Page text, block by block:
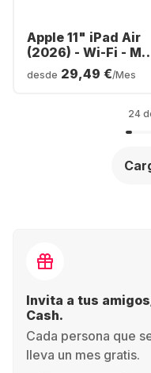
Apple 11" iPad Air
(2026) - Wi-Fi - M4
- 128GB
desde 29,49 €/Mes
24
Invita a tus
Cash.
Cada persona que
lleva un mes gratis.